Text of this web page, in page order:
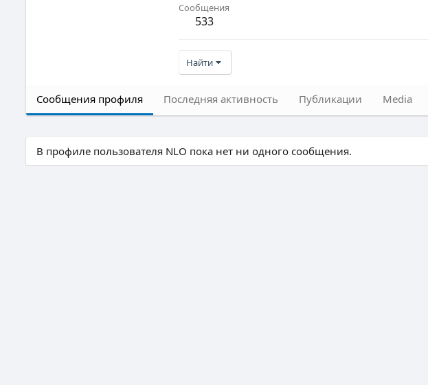
Сообщения
533
Найти
Сообщения профиля Последняя активность Публикации Media
В профиле пользователя NLO пока нет ни одного сообщения.